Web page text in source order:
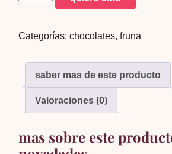
cantidad
Categorías:chocolates,fruna
saber mas de este producto
Valoraciones (0)
mas sobre este